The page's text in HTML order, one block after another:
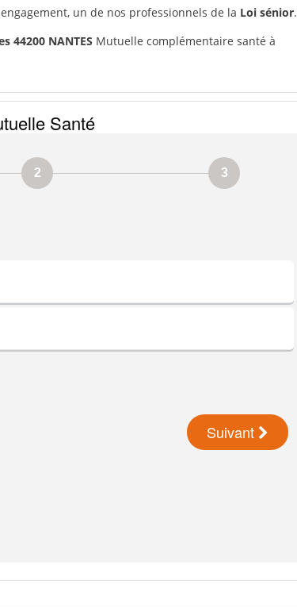
un de nos professionnels de la Loi sénior.
44200 NANTES Mutuelle complémentaire santé à